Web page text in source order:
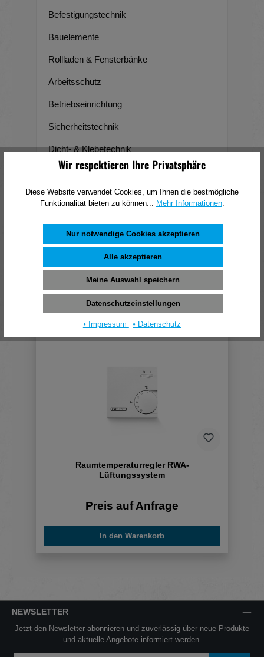
Befestigungstechnik
Bauelemente
Rollladen & Fensterbänke
Arbeitsschutz
Betriebseinrichtung
Sicherheitstechnik
Dicht- & Klebetechnik
Weitere Sortimente
Sortimente
Produkte filtern
Raumtemperaturregler RWA-
Lüftungssystem
Preis auf Anfrage
In den Warenkorb
NEWSLETTER
Jetzt den Newsletter abonnieren und zuverlässig über neue Produkte
und aktuelle Angebote informiert werden.
Wir respektieren Ihre Privatsphäre
Diese Website verwendet Cookies, um Ihnen die bestmögliche
Funktionalität bieten zu können...
Mehr Informationen.
Nur notwendige Cookies akzeptieren
Alle akzeptieren
Meine Auswahl speichern
Datenschutzeinstellungen
⦁ Impressum ⦁ Datenschutz